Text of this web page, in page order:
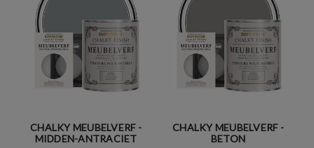
CHALKY MEUBELVERF -
MIDDEN-ANTRACIET
CHALKY MEUBELVERF -
BETON